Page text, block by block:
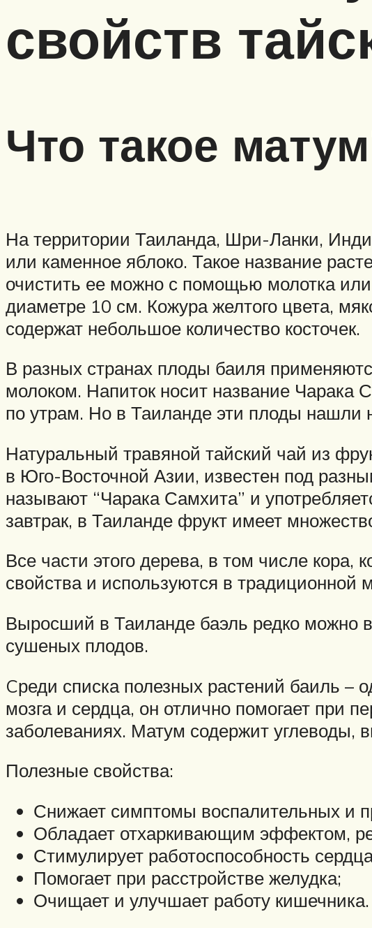
свойств
Что такое
На территории Таиланда, Шри-Ланки,
или каменное яблоко. Такое название
очистить ее можно с помощью молотка
диаметре 10 см. Кожура желтого цвета,
содержат небольшое количество косточек.
В разных странах плоды баиля
молоком. Напиток носит название Чарака
по утрам. Но в Таиланде эти плоды нашли
Натуральный травяной тайский чай из
в Юго-Восточной Азии, известен под
называют “Чарака Самхита” и
завтрак, в Таиланде фрукт имеет
Все части этого дерева, в том числе
свойства и используются в традиционной
Выросший в Таиланде баэль редко можно
сушеных плодов.
Cреди списка полезных растений баиль –
мозга и сердца, он отлично помогает при
заболеваниях. Матум содержит
Полезные свойства:
Снижает симптомы воспалительных и
Обладает отхаркивающим эффектом,
Стимулирует работоспособность
Помогает при расстройстве желудка;
Очищает и улучшает работу кишечника.